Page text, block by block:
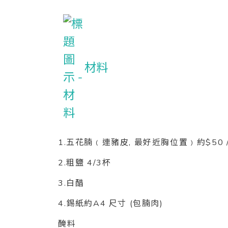
材料
1.五花腩﹙連豬皮, 最好近胸位置﹚約
2.粗鹽 4/3杯
3.白醋
4.錫紙約A4 尺寸 (包腩肉)
醃料